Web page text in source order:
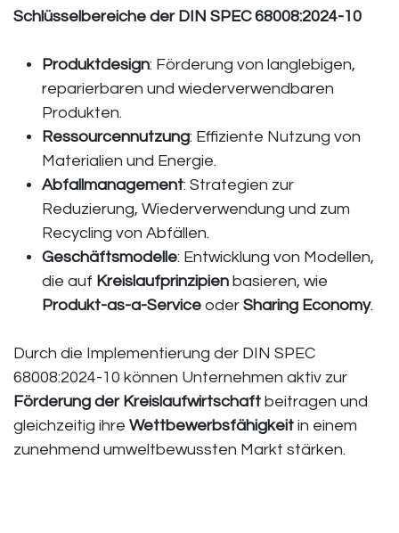
Schlüsselbereiche der DIN SPEC 68008:2024-10
Produktdesign: Förderung von langlebigen,
reparierbaren und wiederverwendbaren
Produkten.
Ressourcennutzung: Effiziente Nutzung von
Materialien und Energie.
Abfallmanagement: Strategien zur
Reduzierung, Wiederverwendung und zum
Recycling von Abfällen.
Geschäftsmodelle: Entwicklung von Modellen,
die auf Kreislaufprinzipien basieren, wie
Produkt-as-a-Service oder Sharing Economy.
Durch die Implementierung der DIN SPEC
68008:2024-10 können Unternehmen aktiv zur
Förderung der Kreislaufwirtschaft beitragen und
gleichzeitig ihre Wettbewerbsfähigkeit in einem
zunehmend umweltbewussten Markt stärken.